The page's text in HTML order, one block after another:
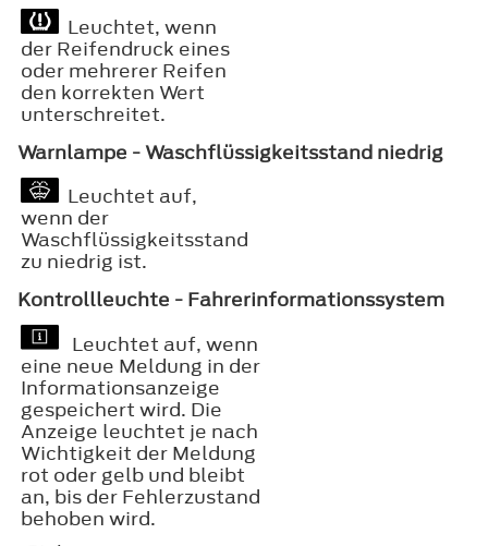
Leuchtet, wenn
der Reifendruck eines
oder mehrerer Reifen
den korrekten Wert
unterschreitet.
Warnlampe - Waschflüssigkeitsstand niedrig
Leuchtet auf,
wenn der
Waschflüssigkeitsstand
zu niedrig ist.
Kontrollleuchte - Fahrerinformationssystem
Leuchtet auf, wenn
eine neue Meldung in der
Informationsanzeige
gespeichert wird. Die
Anzeige leuchtet je nach
Wichtigkeit der Meldung
rot oder gelb und bleibt
an, bis der Fehlerzustand
behoben wird.